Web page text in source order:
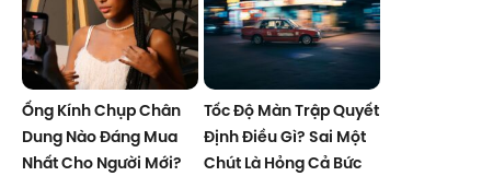
Ống Kính Chụp Chân
Dung Nào Đáng Mua
Nhất Cho Người Mới?
Tốc Độ Màn Trập Quyết
Định Điều Gì? Sai Một
Chút Là Hỏng Cả Bức